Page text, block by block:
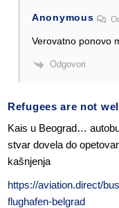
Anonymous
Verovatno ponovo
Odgovori
Refugees are not
Kais u Beograd…
stvar dovela do
kašnjenja
https://aviation.direct/
flughafen-belgrad